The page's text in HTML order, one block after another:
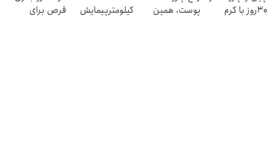
30روز با کرم
پوست، همین
کیلومترپیمایش
قرص برای